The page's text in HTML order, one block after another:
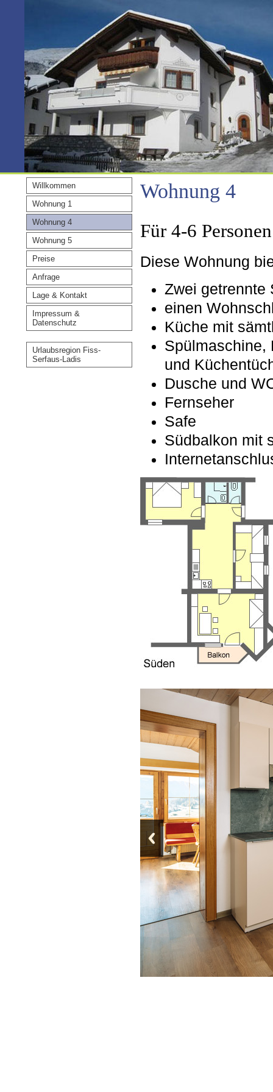
Willkommen
Wohnung 1
Wohnung 4
Wohnung 5
Preise
Anfrage
Lage & Kontakt
Impressum &
Datenschutz
Urlaubsregion Fiss-
Serfaus-Ladis
Wohnung 4
Für 4-6
Diese Wohnung
Zwei getrennte
einen
Küche mit
Spülmaschine,
und
Dusche und
Fernseher
Safe
Südbalkon mit